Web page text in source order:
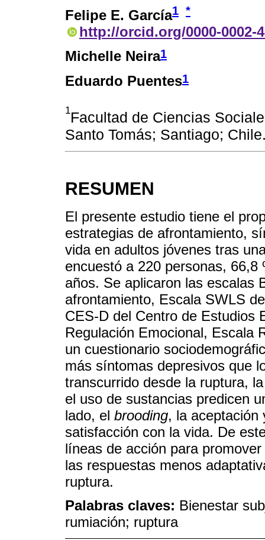
Felipe E. García1 *
http://orcid.org/0000-0002-
Michelle Neira1
Eduardo Puentes1
1Facultad de Ciencias
Santo Tomás; Santiago;
RESUMEN
El presente estudio tiene el
estrategias de afrontamiento,
vida en adultos jóvenes tras
encuestó a 220 personas,
años. Se aplicaron las escalas
afrontamiento, Escala SWLS
CES-D del Centro de Estudios
Regulación Emocional, Escala
un cuestionario
más síntomas depresivos que
transcurrido desde la ruptura,
el uso de sustancias predicen
lado, el brooding, la aceptación
satisfacción con la vida. De
líneas de acción para
las respuestas menos
ruptura.
Palabras claves: Bienestar
rumiación; ruptura